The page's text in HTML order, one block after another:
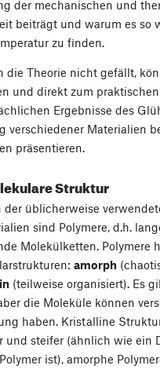
der mechanischen und
beiträgt und warum es so
zu finden.
die Theorie nicht gefällt,
und direkt zum
Ergebnisse des
verschiedener Materialien
präsentieren.
Struktur
der üblicherweise
sind Polymere, d.h.
Molekülketten. Polymere
amorph
(teilweise organisiert). Es
die Moleküle können
haben. Kristalline
und steifer (ähnlich wie ein
ist), amorphe